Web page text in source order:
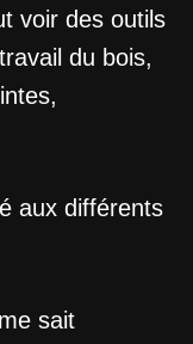
voir des outils
du bois,
aux différents
sait